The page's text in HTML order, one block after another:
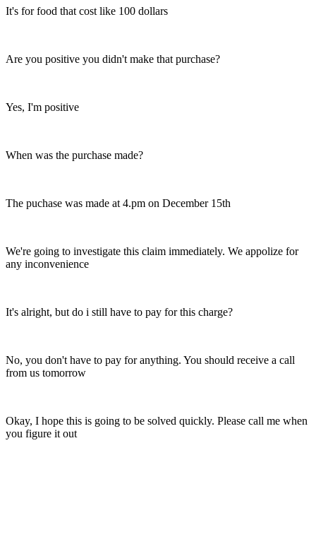
It's for food that cost like 100 dollars
Are you positive you didn't make that purchase?
Yes, I'm positive
When was the purchase made?
The puchase was made at 4.pm on December 15th
We're going to investigate this claim immediately. We appolize for
any inconvenience
It's alright, but do i still have to pay for this charge?
No, you don't have to pay for anything. You should receive a call
from us tomorrow
Okay, I hope this is going to be solved quickly. Please call me when
you figure it out